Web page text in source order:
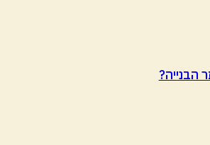
הבנייה?